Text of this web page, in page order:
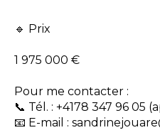
🔹 Prix
1 975 000 €
Pour me contacter :
📞 Tél. : +4178 347 96 05
📧 E-mail :